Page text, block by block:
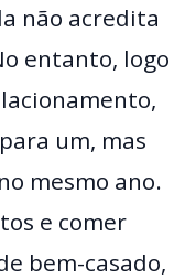
não acredita
entanto, logo
um, mas
mesmo ano.
e comer
bem-casado,